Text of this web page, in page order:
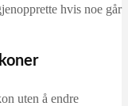
hvis noe går
uten å endre